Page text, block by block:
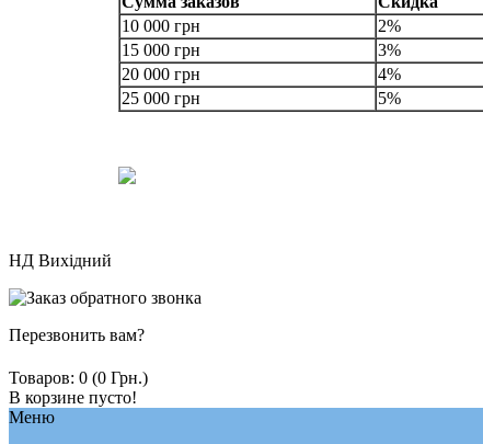
10 000 грн
2%
15 000 грн
3%
20 000 грн
4%
25 000 грн
5%
НД Вихідний
Перезвонить вам?
Товаров: 0 (0 Грн.)
В корзине пусто!
Меню